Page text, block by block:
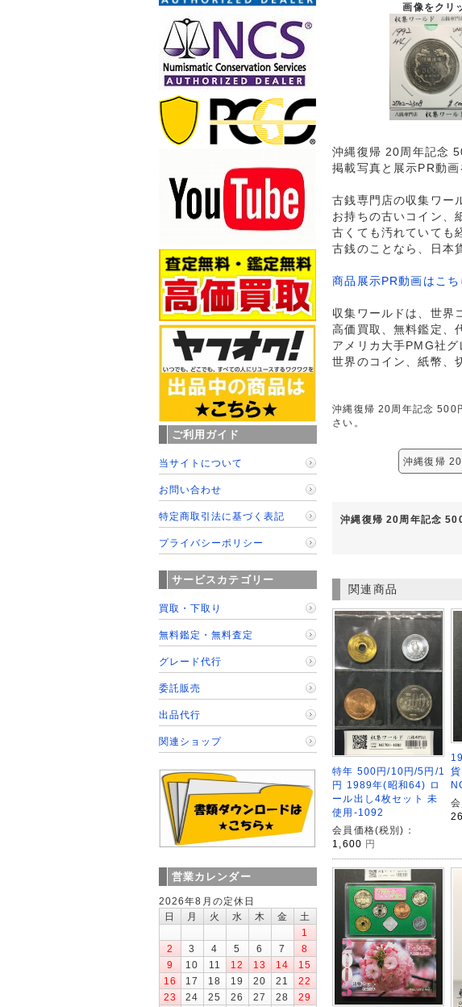
画像をクリ
沖縄復帰 20周年記念
掲載写真と展示PR動
古銭専門店の収集ワー
お持ちの古いコイン、
古くても汚れていても
古銭のことなら、日本
商品展示PR動画はこ
収集ワールドは、世界
高価買取、無料鑑定、
アメリカ大手PMG社
世界のコイン、紙幣、
沖縄復帰 20周年記念 500
さい。
沖縄復帰
沖縄復帰 20周年記念
関連商品
特年 500円/10円/5円/1
円 1989年(昭和64) ロ
ール出し4枚セット 未
使用-1092
会員価格(税別)：
1,600 円
ご利用ガイド
当サイトについて
お問い合わせ
特定商取引法に基づく表記
プライバシーポリシー
サービスカテゴリー
買取・下取り
無料鑑定・無料査定
グレード代行
委託販売
出品代行
関連ショップ
営業カレンダー
2026年8月の定休日
日
月 火 水 木 金
土
1
2
3 4 5 6 7
8
9
10 11 12 13 14
15
16
17 18 19 20 21
22
23
24 25 26 27 28
29